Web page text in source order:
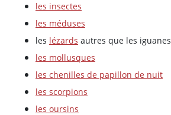
les insectes
les méduses
les lézards autres que les iguanes
les mollusques
les chenilles de papillon de nuit
les scorpions
les oursins